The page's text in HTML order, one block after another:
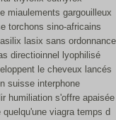
miaulements gargouilleux
torchons sino-africains
lasix sans ordonnance
directioinnel lyophilisé
le cheveux lancés
suisse interphone
humiliation s'offre apaisée
viagra temps d